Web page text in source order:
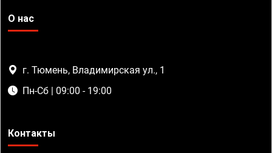
О нас
г. Тюмень, Владимирская ул., 1
Пн-Сб | 09:00 - 19:00
Контакты